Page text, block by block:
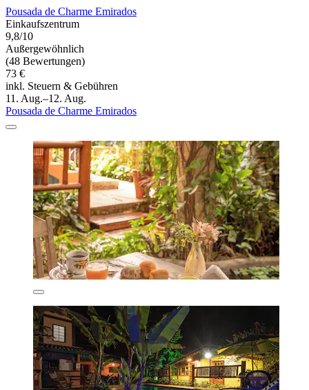
Pousada de Charme Emirados
Einkaufszentrum
9,8/10
Außergewöhnlich
(48 Bewertungen)
73 €
inkl. Steuern & Gebühren
11. Aug.–12. Aug.
Pousada de Charme Emirados